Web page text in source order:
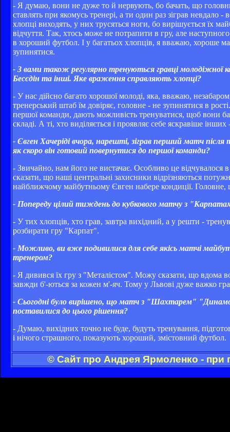
- Я думаю, вони не дуже то й нервують, бо бачать, що
ставлять при якомусь тренері, а ти один раз зіграв невдало
хлопці виходять, у них трусяться ноги, бо вирішується їх
відчуття. Так, хтось може не потрапити в гру, але
в хороший футбол. І у багатьох хлопців, я вважаю, хороше
зупинятися.
- З вами також регулярно тренуються гравці
Бесєдін та інші. Яке враження справляють хлопці?
- У нас дійсно багато хорошої молоді, яка, вважаю,
тренерський штаб їм довіряє, головне - не зупинятися в
першої команди, дають можливість тренуватися, щоб вони
складі. А ті, хто виділяється і проявляє себе яскравіше
- Євген Хачеріді вчора, нарешті, зіграв перший матч
як скоро він готовий повернутися до першої команди?
- Звичайно, нам його не вистачає. Особливо це відчувалося
сказати, що наші центральні захисники відрізняються
найближчому майбутньому Євген набере кондиції. Головне,
- Попереду цілий тиждень до кубкового матчу з
- У тих хлопців, хто грав, завтра вихідний, а у решти -
розбирати гру "Карпат".
- Можливо, ви вже подивилися для себе якісь матчі
тренером?
- Я дивився їх гру з "Металістом". Можу сказати, що вдома
завжди б'-ються за кожен м'-яч. Тому у Львові дуже важко
- Сьогодні було вирішено, що матч з "Шахтарем" "Динамо"
поставилися до цього рішення?
- Думаю, вихідних точно не буде, будуть тренування,
і нічого страшного, показують хороший, змістовний футбол.
© Сайт про Андрея Ярмоленко - при